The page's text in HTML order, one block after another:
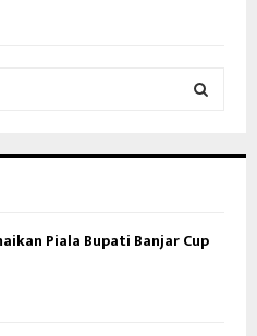
Piala Bupati Banjar Cup